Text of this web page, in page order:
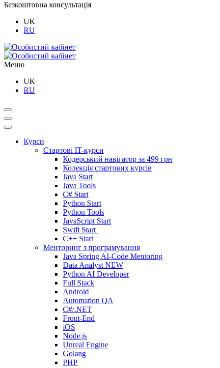
Безкоштовна консультація
UK
RU
Меню
UK
RU
Курси
Стартові IT-курси
Кодерський навігатор за 499 грн
Колекція стартових курсів
Java Start
Java Tools
C# Start
Python Start
Python Tools
JavaScript Start
Swift Start
C++ Start
Менторинг з програмування
Java Spring AI-Code Mentoring
Data Analyst NEW
Python AI Developer
Full Stack
Android
Automation QA
C#/.NET
Front-End
iOS
Node.js
Unreal Engine
Golang
PHP